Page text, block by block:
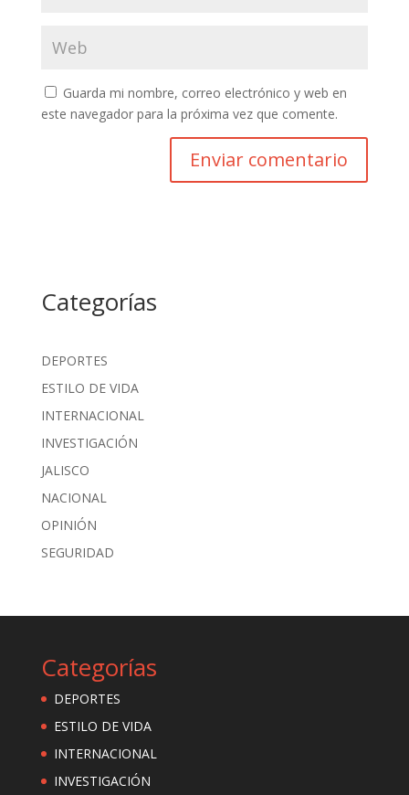
Guarda mi nombre, correo electrónico y web en
este navegador para la próxima vez que comente.
Categorías
DEPORTES
ESTILO DE VIDA
INTERNACIONAL
INVESTIGACIÓN
JALISCO
NACIONAL
OPINIÓN
SEGURIDAD
Categorías
DEPORTES
ESTILO DE VIDA
INTERNACIONAL
INVESTIGACIÓN